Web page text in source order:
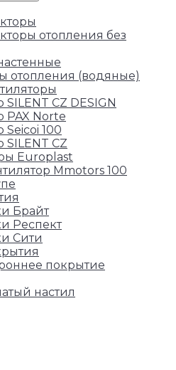
отопления без
отопления (водяные)
CZ DESIGN
PAX Norte
100
CZ
Europlast
Mmotors 100
Брайт
Респект
Сити
покрытие
настил